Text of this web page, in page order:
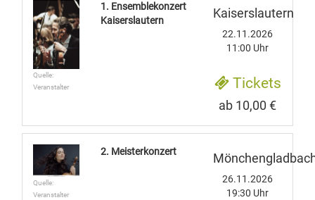
Quelle:
Veranstalter
1. Ensemblekonzert
Kaiserslautern
Kaiserslautern
22.11.2026
11:00 Uhr
Tickets
ab 10,00 €
Quelle:
Veranstalter
2. Meisterkonzert
26.11.2026
19:30 Uhr